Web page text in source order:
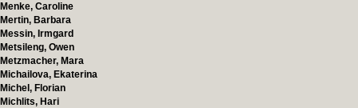
Menke, Caroline
Mertin, Barbara
Messin, Irmgard
Metsileng, Owen
Metzmacher, Mara
Michailova, Ekaterina
Michel, Florian
Michlits, Hari